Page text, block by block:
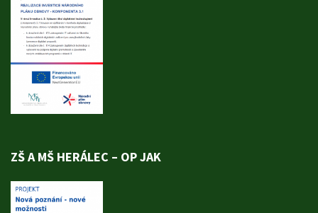
ZŠ A MŠ HERÁLEC – OP JAK